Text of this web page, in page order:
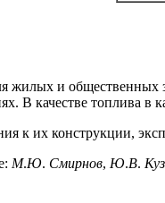
и общественных
В качестве топлива
к их конструкции,
М.Ю. Смирнов, Ю.В.